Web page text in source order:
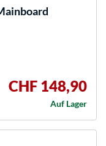
CHF 148,90
Auf Lager